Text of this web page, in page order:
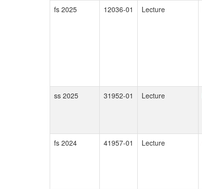
fs 2025
12036-01 Lecture
ss 2025
31952-01 Lecture
fs 2024
41957-01 Lecture